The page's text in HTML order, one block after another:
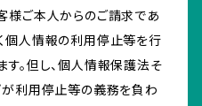
様ご本人からのご請求であ
個人情報の利用停止等を行
す。但し、個人情報保護法そ
が利用停止等の義務を負わ